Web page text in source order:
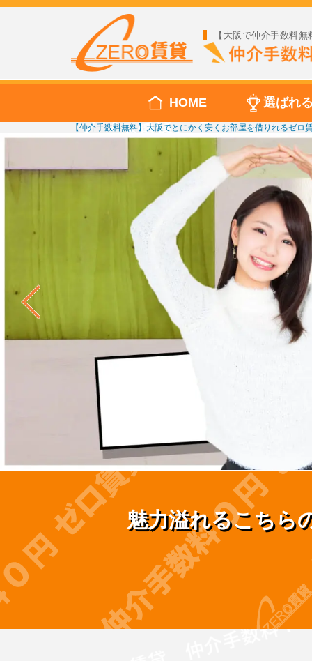
【大阪で仲介手数料
HOME 選ばれ
【仲介手数料無料】大阪でとにかく安くお部屋を借りれるゼロ
魅力溢れるこちら